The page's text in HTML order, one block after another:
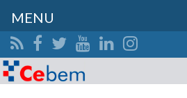
Search for:
MENU